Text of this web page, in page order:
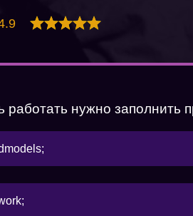
работать нужно заполнить
;
;